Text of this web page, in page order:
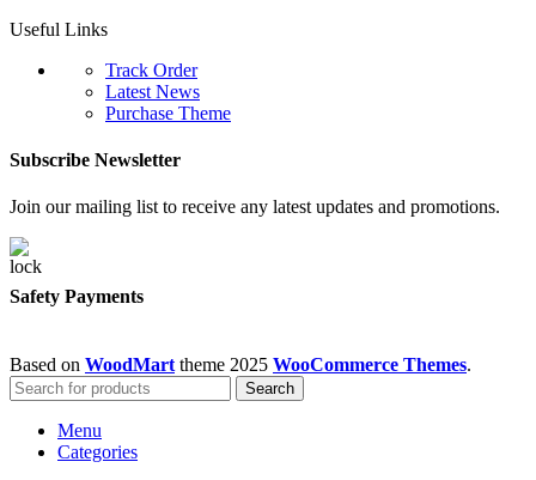
Useful Links
Track Order
Latest News
Purchase Theme
Subscribe Newsletter
Join our mailing list to receive any latest updates and promotions.
Safety Payments
Based on WoodMart theme 2025 WooCommerce Themes.
Search
Menu
Categories